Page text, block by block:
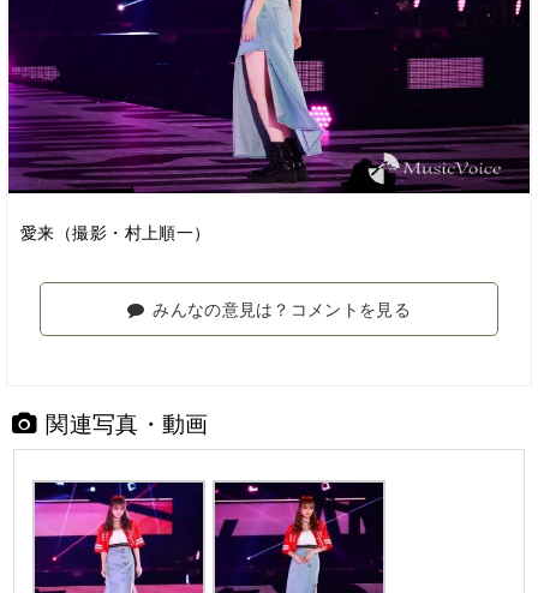
愛来（撮影・村上順一）
みんなの意見は？コメントを見る
関連写真・動画